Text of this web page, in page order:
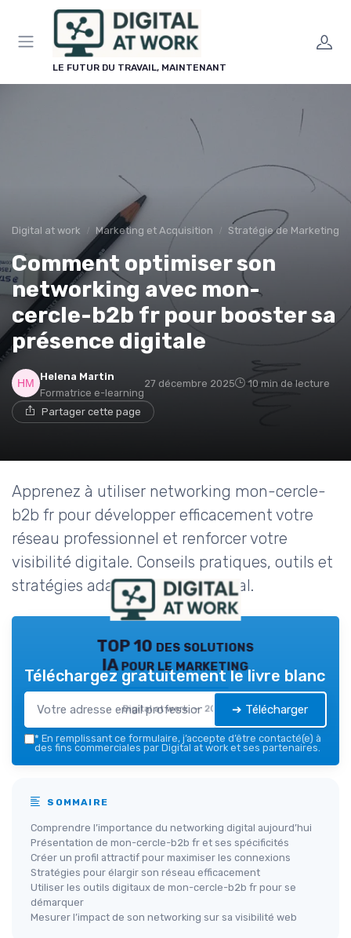
LE FUTUR DU TRAVAIL, MAINTENANT
Digital at work Marketing et Acquisition Stratégie de Marketing
Comment optimiser son
networking avec mon-
cercle-b2b fr pour booster sa
présence digitale
Helena Martin
Formatrice e-learning
27 décembre 2025 10 min de lecture
Partager cette page
Apprenez à utiliser networking mon-cercle-
b2b fr pour développer efficacement votre
réseau professionnel et renforcer votre
visibilité digitale. Conseils pratiques, outils et
stratégies adaptés au web digital.
TOP 10 des solutions
IA pour le marketing
Digital at work — 2026
Téléchargez gratuitement le livre blanc
➔ Télécharger
* En remplissant ce formulaire, j’accepte d’être contacté(e) à
des fins commerciales par Digital at work et ses partenaires.
SOMMAIRE
Comprendre l’importance du networking digital aujourd’hui
Présentation de mon-cercle-b2b fr et ses spécificités
Créer un profil attractif pour maximiser les connexions
Stratégies pour élargir son réseau efficacement
Utiliser les outils digitaux de mon-cercle-b2b fr pour se
démarquer
Mesurer l’impact de son networking sur sa visibilité web
Panneau de gestion des cookies